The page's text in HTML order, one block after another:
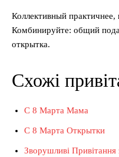
Коллективный
Комбинируйте: общий
открытка.
Схожі
С 8 Марта Мама
С 8 Марта Открытки
Зворушливі